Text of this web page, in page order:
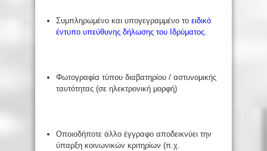
Συμπληρωμένο και υπογεγραμμένο το ειδικό
έντυπο υπεύθυνης δήλωσης του Ιδρύματος
Φωτογραφία τύπου διαβατηρίου / αστυνομικής
ταυτότητας (σε ηλεκτρονική μορφή)
Οποιοδήποτε άλλο έγγραφο αποδεικνύει την
ύπαρξη κοινωνικών κριτηρίων (π.χ.